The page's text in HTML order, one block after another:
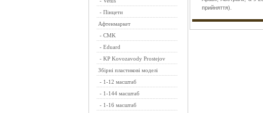
- Пінцети
Афтенмаркет
- CMK
- Eduard
- KP Kovozavody Prostejov
Збірні пластикові моделі
- 1-12 масштаб
- 1-144 масштаб
- 1-16 масштаб
прийняття).